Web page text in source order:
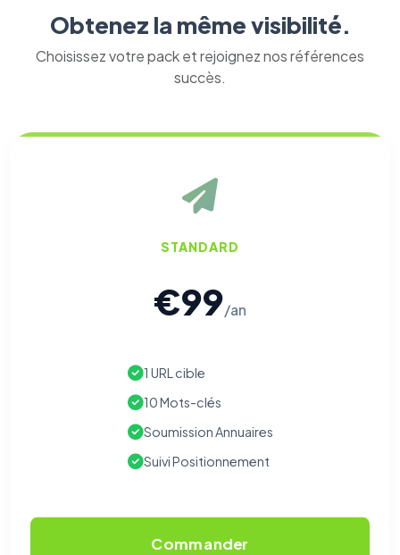
Obtenez la même visibilité.
Choisissez votre pack et rejoignez nos références
succès.
STANDARD
€99/an
1 URL cible
10 Mots-clés
Soumission Annuaires
Suivi Positionnement
Commander
Nécessaires au fonctionnement du site : session, sécurité,
peuvent pas être désactivés.
Cookies analytiques
Nous aident à comprendre comment vous utilisez le site
Cookies marketing